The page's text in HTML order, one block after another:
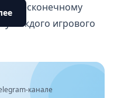
бесконечному
каждого игрового
издателя
обладает
канале